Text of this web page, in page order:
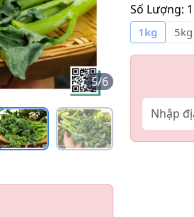
5/6
Số Lượng:
1kg 5kg